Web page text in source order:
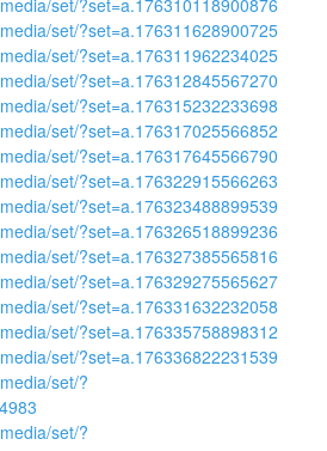
set/?set=a.176311628900725
set/?set=a.176311962234025
set/?set=a.176312845567270
set/?set=a.176315232233698
set/?set=a.176317025566852
set/?set=a.176317645566790
set/?set=a.176322915566263
set/?set=a.176323488899539
set/?set=a.176326518899236
set/?set=a.176327385565816
set/?set=a.176329275565627
set/?set=a.176331632232058
set/?set=a.176335758898312
set/?set=a.176336822231539
set/?
set/?